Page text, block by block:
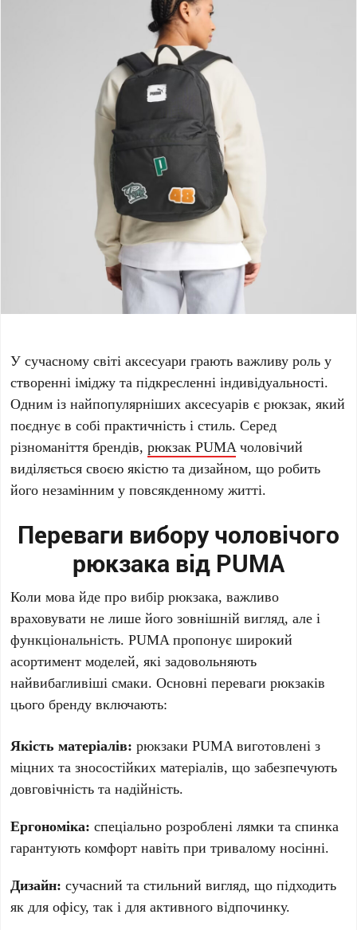
У сучасному світі аксесуари грають важливу роль у
створенні іміджу та підкресленні індивідуальності.
Одним із найпопулярніших аксесуарів є рюкзак, який
поєднує в собі практичність і стиль. Серед
різноманіття брендів,рюкзак PUMA чоловічий
виділяється своєю якістю та дизайном, що робить
його незамінним у повсякденному житті.
Переваги вибору чоловічого
рюкзака від PUMA
Коли мова йде про вибір рюкзака, важливо
враховувати не лише його зовнішній вигляд, але і
функціональність. PUMA пропонує широкий
асортимент моделей, які задовольняють
найвибагливіші смаки. Основні переваги рюкзаків
цього бренду включають:
Якість матеріалів: рюкзаки PUMA виготовлені з
міцних та зносостійких матеріалів, що забезпечують
довговічність та надійність.
Ергономіка: спеціально розроблені лямки та спинка
гарантують комфорт навіть при тривалому носінні.
Дизайн: сучасний та стильний вигляд, що підходить
як для офісу, так і для активного відпочинку.